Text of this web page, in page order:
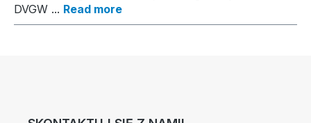
DVGW ... Read more